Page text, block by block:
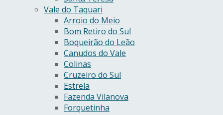
Vale do Taquari
Arroio do Meio
Bom Retiro do Sul
Boqueirão do Leão
Canudos do Vale
Colinas
Cruzeiro do Sul
Estrela
Fazenda Vilanova
Forquetinha